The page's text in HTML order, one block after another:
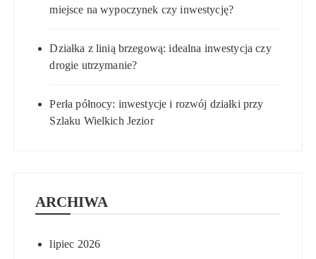
miejsce na wypoczynek czy inwestycję?
Działka z linią brzegową: idealna inwestycja czy
drogie utrzymanie?
Perła północy: inwestycje i rozwój działki przy
Szlaku Wielkich Jezior
ARCHIWA
lipiec 2026